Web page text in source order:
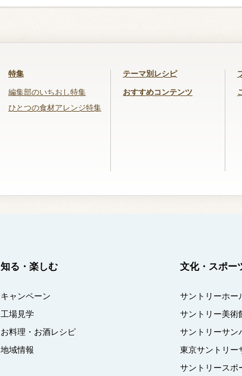
特集
編集部のいちおし特集
ひとつの食材アレンジ特集
テーマ別レシピ
おすすめコンテンツ
知る・楽しむ
キャンペーン
工場見学
お料理・お酒レシピ
地域情報
文化・スポー
サントリーホー
サントリー美術
サントリーサン
東京サントリー
サントリースポ